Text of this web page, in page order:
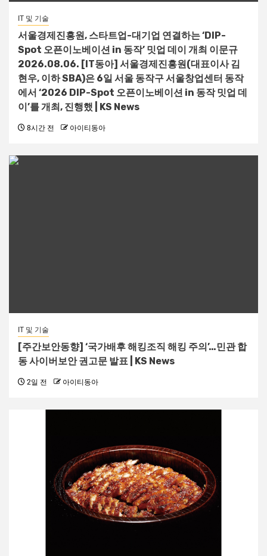
IT 및 기술
서울경제진흥원, 스타트업-대기업 연결하는 ‘DIP-
Spot 오픈이노베이션 in 동작’ 밋업 데이 개최 이문규
2026.08.06. [IT동아] 서울경제진흥원(대표이사 김
현우, 이하 SBA)은 6일 서울 동작구 서울창업센터 동작
에서 ‘2026 DIP-Spot 오픈이노베이션 in 동작 밋업 데
이’를 개최, 진행했 | KS News
8시간 전 아이티동아
IT 및 기술
[주간보안동향] ‘국가배후 해킹조직 해킹 주의’…민관 합
동 사이버보안 권고문 발표 | KS News
2일 전 아이티동아